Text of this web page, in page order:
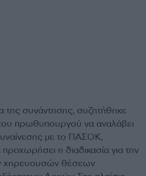
της συνάντησης, συζητήθηκε
πρωθυπουργού να αναλάβει
με το ΠΑΣΟΚ,
η διαδικασία για την
χηρευουσών θέσεων